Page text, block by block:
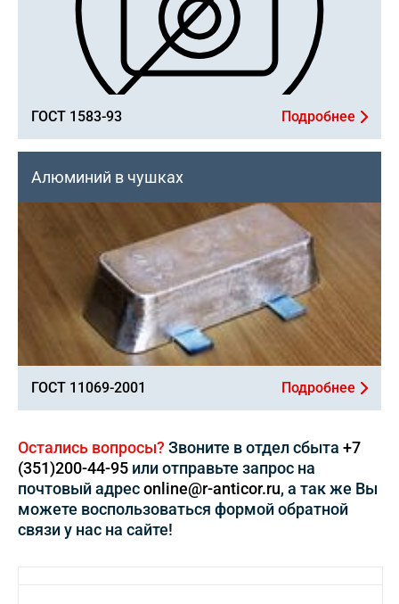
ГОСТ 1583-93 Подробнее
Алюминий в чушках
ГОСТ 11069-2001 Подробнее
Остались вопросы? Звоните в отдел сбыта +7
(351)200-44-95 или отправьте запрос на
почтовый адресonline@r-anticor.ru, а так же Вы
можете воспользоваться формой обратной
связи у нас на сайте!